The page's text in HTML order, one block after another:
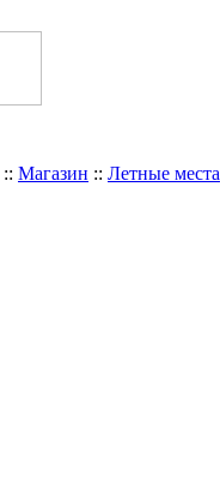
:: Магазин :: Летные места